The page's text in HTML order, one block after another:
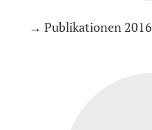
→ Publikationen 2016